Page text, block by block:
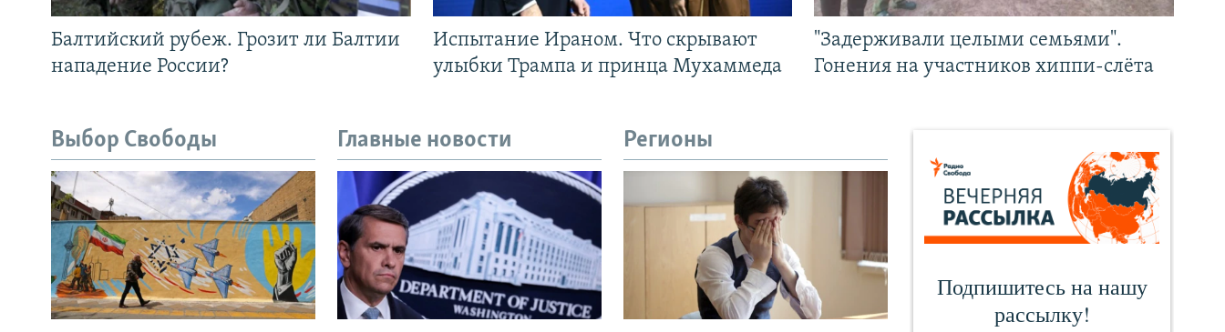
Балтийский рубеж. Грозит ли Балтии
нападение России?
Испытание Ираном. Что скрывают
улыбки Трампа и принца Мухаммеда
"Задерживали целыми семьями".
Гонения на участников хиппи-слёта
Выбор Свободы Главные новости Регионы